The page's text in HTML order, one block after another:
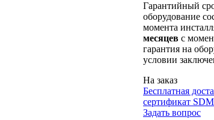
Гарантийный
оборудование
момента
месяцев с
гарантия на
условии
На заказ
Бесплатная
сертификат
Задать вопрос